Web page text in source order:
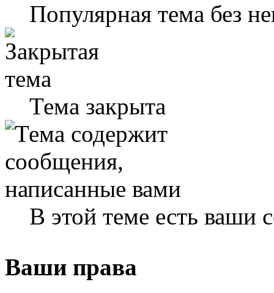
Популярная тема без
Тема закрыта
В этой теме есть ваши
Ваши права